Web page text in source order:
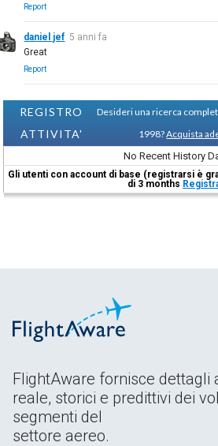
Report
daniel jef 5 anni fa
Great
Report
REGISTRO
ATTIVITA'
Desideri una ricerca
1998?Acquista
No Recent History
Gli utenti con account di base (registrarsi è
di 3 months
FlightAware fornisce dettagli
reale, storici e predittivi dei
segmenti del
settore aereo.